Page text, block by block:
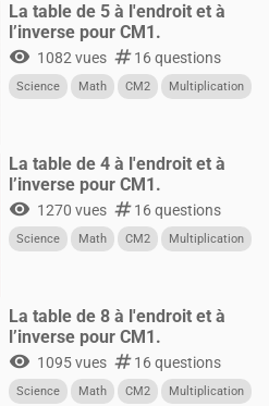
La table de 5 à l'endroit et à
l’inverse pour CM1.
visibility 1082 vues numbers16 questions
Science Math CM2 Multiplication
La table de 4 à l'endroit et à
l’inverse pour CM1.
visibility 1270 vues numbers16 questions
Science Math CM2 Multiplication
La table de 8 à l'endroit et à
l’inverse pour CM1.
visibility 1095 vues numbers16 questions
Science Math CM2 Multiplication